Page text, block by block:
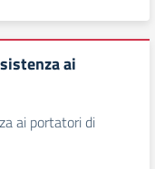
ai
ai portatori di